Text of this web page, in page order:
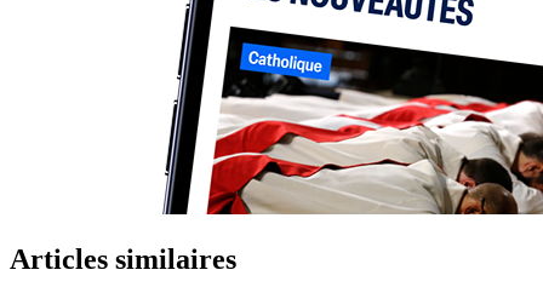
Articles similaires